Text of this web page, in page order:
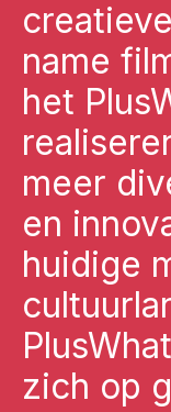
name
het
meer
en
huidige
zich op